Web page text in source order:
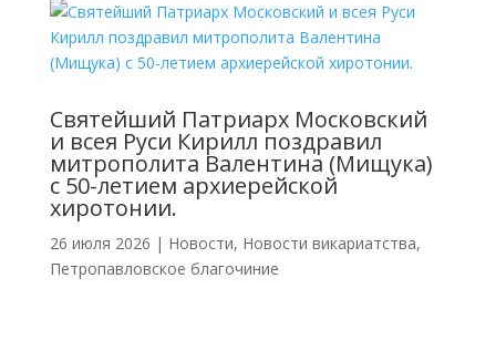
Святейший Патриарх Московский
и всея Руси Кирилл поздравил
митрополита Валентина (Мищука)
с 50-летием архиерейской
хиротонии.
26 июля 2026 | Новости, Новости викариатства,
Петропавловское благочиние